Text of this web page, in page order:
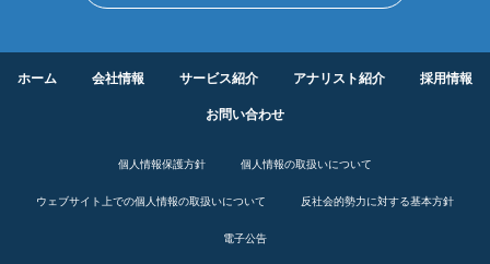
ホーム 会社情報 サービス紹介 アナリスト紹介 採用情報
お問い合わせ
個人情報保護方針 個人情報の取扱いについて
ウェブサイト上での個人情報の取扱いについて 反社会的勢力に対する基本方針
電子公告